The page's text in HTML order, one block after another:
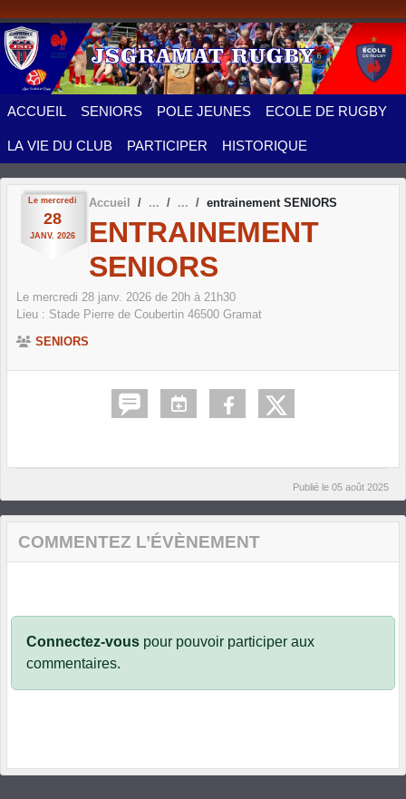
ACCUEIL SENIORS POLE JEUNES ECOLE DE RUGBY
LA VIE DU CLUB PARTICIPER HISTORIQUE
Le mercredi
28
JANV. 2026
Accueil entrainement SENIORS
ENTRAINEMENT
SENIORS
Le mercredi 28 janv. 2026 de 20h à 21h30
Lieu : Stade Pierre de Coubertin 46500 Gramat
SENIORS
Publié le 05 août 2025
COMMENTEZ L’ÉVÈNEMENT
Connectez-vous pour pouvoir participer aux
commentaires.